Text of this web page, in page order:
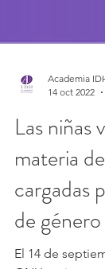
14 oct 2022
Las niñas
materia
cargadas
de género